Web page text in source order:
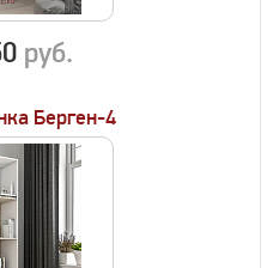
руб.
Берген-4